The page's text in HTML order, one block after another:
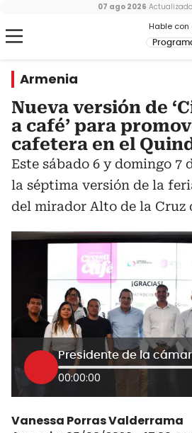
Hable con
07 ago 2026 Actualizado
Armenia
Nueva versión de
a café’ para
cafetera en el
Este sábado 6 y domingo 7
la séptima versión de la
del mirador Alto de la Cruz
00:00:00
Vanessa Porras Valderrama